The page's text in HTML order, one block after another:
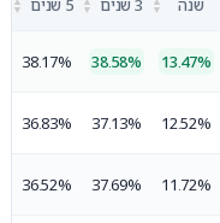
▼
▼
▼
13.47%
38.58%
38.17%
12.52%
37.13%
36.83%
11.72%
37.69%
36.52%